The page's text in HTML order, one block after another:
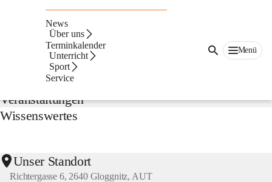
News
Über uns
Terminkalender
Unterricht
Sport
Service
Menü
Aktuelles
Veranstaltungen
Wissenswertes
Unser Standort
Richtergasse 6, 2640 Gloggnitz, AUT